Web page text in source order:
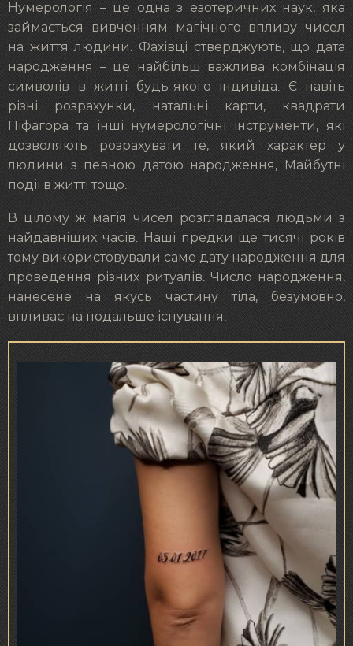
Нумерологія – це одна з езотеричних наук, яка
займається вивченням магічного впливу чисел
на життя людини. Фахівці стверджують, що дата
народження – це найбільш важлива комбінація
символів в житті будь-якого індивіда. Є навіть
різні розрахунки, натальні карти, квадрати
Піфагора та інші нумерологічні інструменти, які
дозволяють розрахувати те, який характер у
людини з певною датою народження, Майбутні
події в житті тощо.
В цілому ж магія чисел розглядалася людьми з
найдавніших часів. Наші предки ще тисячі років
тому використовували саме дату народження для
проведення різних ритуалів. Число народження,
нанесене на якусь частину тіла, безумовно,
впливає на подальше існування.